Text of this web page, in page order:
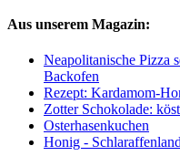
Aus unserem Magazin:
Neapolitanische Pizza
Backofen
Rezept: Kardamom-
Zotter Schokolade:
Osterhasenkuchen
Honig -